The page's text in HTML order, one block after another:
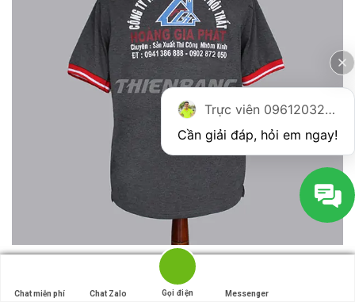
Chat miễn phí Chat Zalo Gọi điện Messenger
Chat miễn phí Chat Zalo Gọi điện Messenger
Trực viên 0961203270
Cần giải đáp, hỏi em ngay!